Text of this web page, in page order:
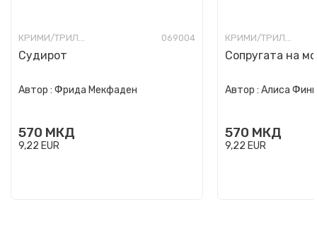
КРИМИ/ТРИЛЕР 069004
Судирот
Автор : Фрида Мекфаден
570 МКД
9,22 EUR
КРИМИ/ТРИЛЕР
Сопругата на
Автор : Алиса Фини
570 МКД
9,22 EUR